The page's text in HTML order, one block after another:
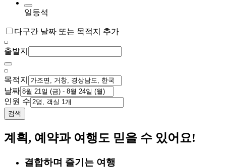
일등석
다구간 날짜 또는 목적지 추가
출발지
목적지
날짜
인원 수
검색
계획, 예약과 여행도 믿을 수 있어요!
결합하며 즐기는 여행